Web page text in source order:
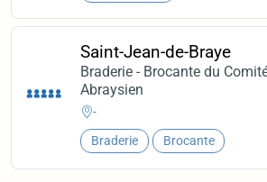
Saint-Jean-de-Braye
Braderie - Brocante du
Abraysien
-
Braderie Brocante